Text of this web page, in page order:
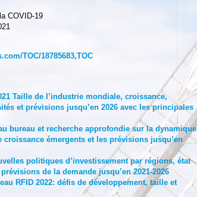
COVID-19
TOC/18785683,TOC
Taille de l’industrie mondiale, croissance,
et prévisions jusqu’en 2026 avec les principales
bureau et recherche approfondie sur la dynamique
émergents et les prévisions jusqu’en
politiques d’investissement par régions, état
de la demande jusqu’en 2021-2026
RFID 2022: défis de développement, taille et